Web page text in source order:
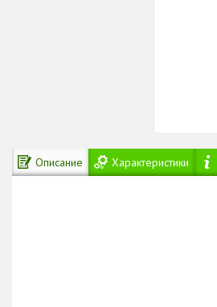
Описание Характеристики